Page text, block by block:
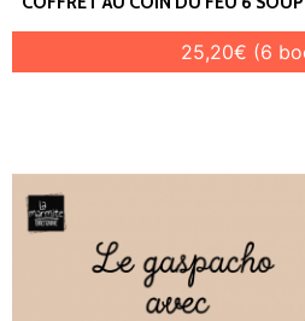
25,20€ (6